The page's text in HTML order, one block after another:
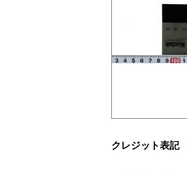
クレジット表記